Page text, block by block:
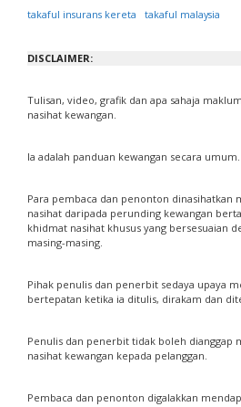
takaful insurans kereta
takaful malaysia
DISCLAIMER:
Tulisan, video, grafik dan apa sahaja
nasihat kewangan.
Ia adalah panduan kewangan secara umum.
Para pembaca dan penonton dinasihatkan
nasihat daripada perunding kewangan
khidmat nasihat khusus yang bersesuaian
masing-masing.
Pihak penulis dan penerbit sedaya upaya
bertepatan ketika ia ditulis, dirakam dan
Penulis dan penerbit tidak boleh dianggap
nasihat kewangan kepada pelanggan.
Pembaca dan penonton digalakkan